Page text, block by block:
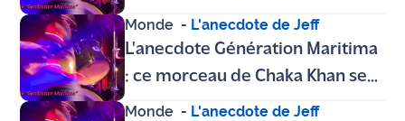
malentendu au téléphone a
changé le destin de Simply Red
Monde - L'anecdote de Jeff
L'anecdote Génération Maritima
: ce morceau de Chaka Khan se
cache derrière l'un des plus
Monde - L'anecdote de Jeff